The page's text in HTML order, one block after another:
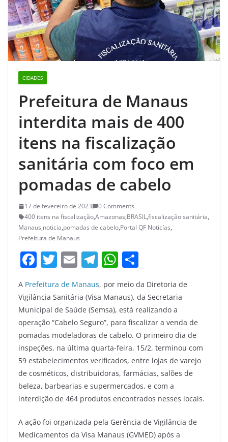
CIDADES
Prefeitura de Manaus
interdita mais de 400
itens na fiscalização
sanitária com foco em
pomadas de cabelo
17 de fevereiro de 2023
0 Comments
400 itens na fiscalização,Amazonas,BRASIL,fiscalização sanitária,
Manaus,noticia,pomadas de cabelo,Portal QF Noticías,
Prefeitura de Manaus
F
a
c
e
b
o
o
k
T
w
itt
er
E
ai
l
T
e
gr
a
m
W
at
s
A
p
p
h
ar
e
A Prefeitura de Manaus, por meio da Diretoria de
Vigilância Sanitária (Visa Manaus), da Secretaria
Municipal de Saúde (Semsa), está realizando a
operação “Cabelo Seguro”, para fiscalizar a venda de
pomadas modeladoras de cabelo. O primeiro dia de
inspeções, na última quarta-feira, 15/2, terminou com
59 estabelecimentos verificados, entre lojas de varejo
de cosméticos, distribuidoras, farmácias, salões de
beleza, barbearias e supermercados, e com a
interdição de 464 produtos encontrados nesses locais.
A ação foi organizada pela Gerência de Vigilância de
Medicamentos da Visa Manaus (GVMED) após a